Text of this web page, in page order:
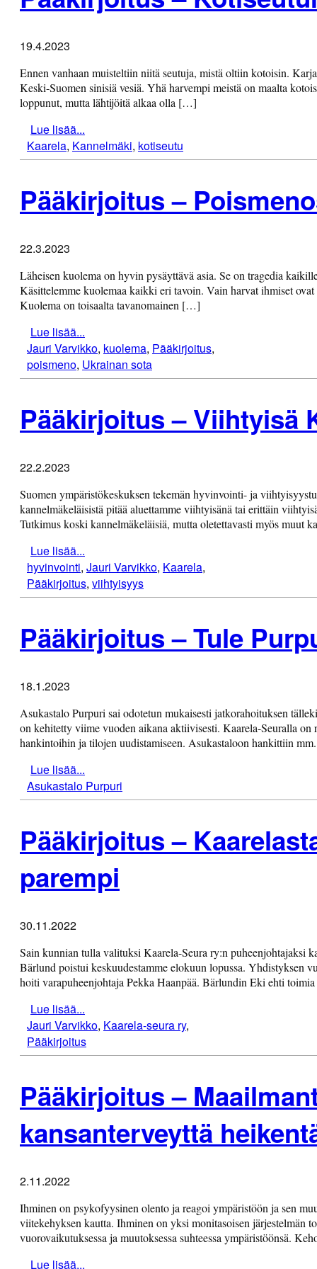
19.4.2023
Ennen vanhaan muisteltiin niitä seutuja, mistä oltiin kotoisin.
Keski-Suomen sinisiä vesiä. Yhä harvempi meistä on maalta
loppunut, mutta lähtijöitä alkaa olla […]
Lue lisää...
Kaarela, Kannelmäki, kotiseutu
Pääkirjoitus –
22.3.2023
Läheisen kuolema on hyvin pysäyttävä asia. Se on tragedia
Käsittelemme kuolemaa kaikki eri tavoin. Vain harvat ihmiset
Kuolema on toisaalta tavanomainen […]
Lue lisää...
Jauri Varvikko, kuolema, Pääkirjoitus,
poismeno, Ukrainan sota
Pääkirjoitus – Viihtyisä
22.2.2023
Suomen ympäristökeskuksen tekemän hyvinvointi- ja
kannelmäkeläisistä pitää aluettamme viihtyisänä tai erittäin
Tutkimus koski kannelmäkeläisiä, mutta oletettavasti myös muut
Lue lisää...
hyvinvointi, Jauri Varvikko, Kaarela,
Pääkirjoitus, viihtyisyys
Pääkirjoitus – Tule
18.1.2023
Asukastalo Purpuri sai odotetun mukaisesti jatkorahoituksen
on kehitetty viime vuoden aikana aktiivisesti. Kaarela-Seuralla
hankintoihin ja tilojen uudistamiseen. Asukastaloon hankittiin
Lue lisää...
Asukastalo Purpuri
Pääkirjoitus –
parempi
30.11.2022
Sain kunnian tulla valituksi Kaarela-Seura ry:n puheenjohtajaksi
Bärlund poistui keskuudestamme elokuun lopussa. Yhdistyksen
hoiti varapuheenjohtaja Pekka Haanpää. Bärlundin Eki ehti
Lue lisää...
Jauri Varvikko, Kaarela-seura ry,
Pääkirjoitus
Pääkirjoitus –
kansanterveyttä
2.11.2022
Ihminen on psykofyysinen olento ja reagoi ympäristöön ja sen
viitekehyksen kautta. Ihminen on yksi monitasoisen järjestelmän
vuorovaikutuksessa ja muutoksessa suhteessa ympäristöönsä.
Lue lisää...